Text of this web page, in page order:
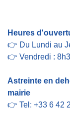
Heures
👉 Du Lundi au
👉 Vendredi :
Astreinte en
mairie
👉 Tel: +33 6 42